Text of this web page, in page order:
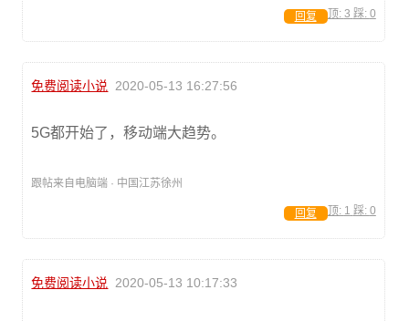
顶: 3 踩: 0
回复
免费阅读小说 2020-05-13 16:27:56
5G都开始了，移动端大趋势。
跟帖来自电脑端 · 中国江苏徐州
顶: 1 踩: 0
回复
免费阅读小说 2020-05-13 10:17:33